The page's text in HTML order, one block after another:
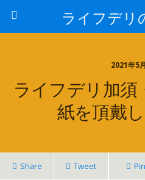
ライフデリ
2021年5
ライフデリ加須
紙を頂戴
Share Tweet Pin